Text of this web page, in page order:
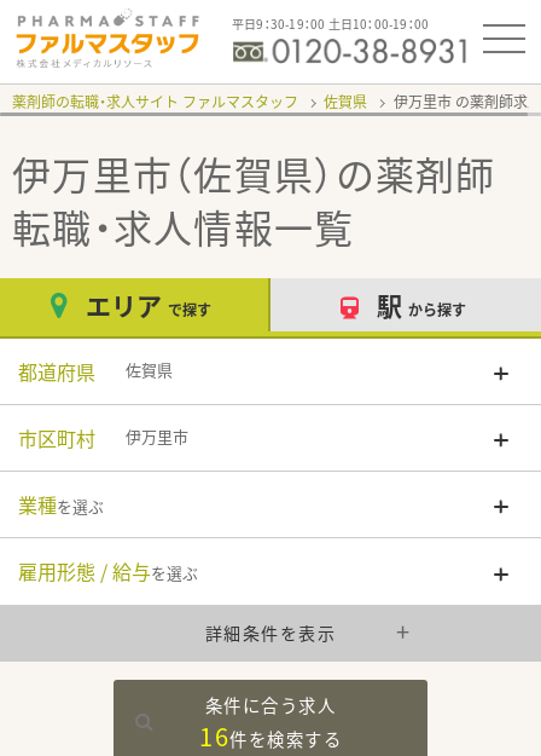
平日9：30-19：00 土日10：00-19：00
薬剤師の転職・求人サイト ファルマスタッフ 佐賀県 伊万里市
伊万里市（佐賀県） の薬剤師
転職・求人情報一覧
エリア で探す 駅 から探す
都道府県 佐賀県
市区町村 伊万里市
業種を選ぶ
雇用形態 / 給与を選ぶ
詳細条件を表示
条件に合う求人
16件を検索する